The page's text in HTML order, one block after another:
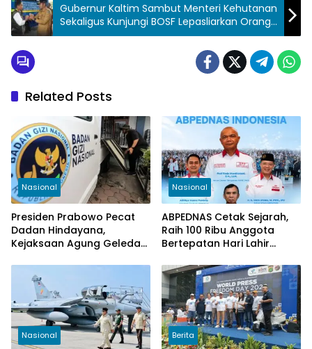
Gubernur Kaltim Sambut Menteri Kehutanan
Sekaligus Kunjungi BOSF Lepasliarkan Orang
Utan
Related Posts
Nasional
Presiden Prabowo Pecat
Dadan Hindayana,
Kejaksaan Agung Geledah
Nasional
ABPEDNAS Cetak Sejarah,
Raih 100 Ribu Anggota
Bertepatan Hari Lahir
Nasional Berita